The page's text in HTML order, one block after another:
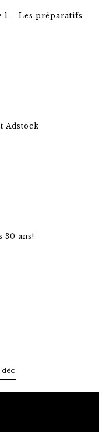
1 – Les préparatifs
Adstock
30 ans!